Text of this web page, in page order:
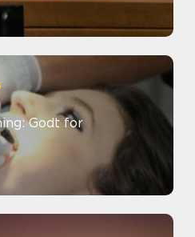
Godt for